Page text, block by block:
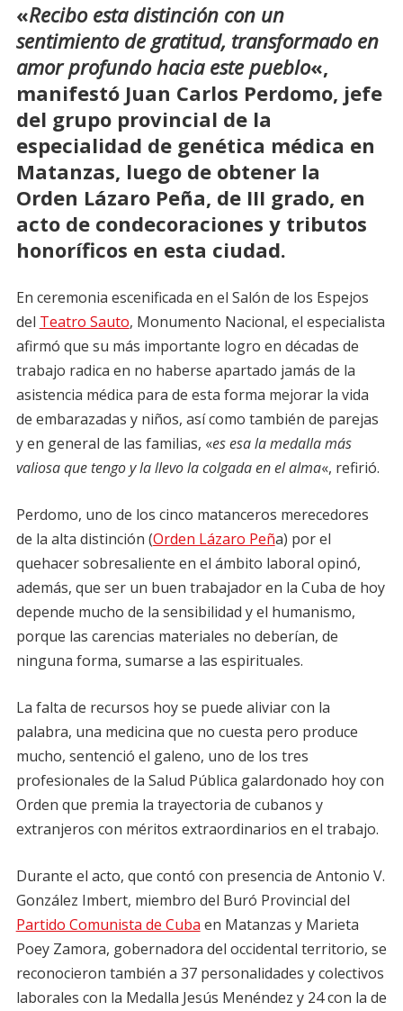
«Recibo esta distinción con un
sentimiento de gratitud, transformado en
amor profundo hacia este pueblo«,
manifestó Juan Carlos Perdomo, jefe
del grupo provincial de la
especialidad de genética médica en
Matanzas, luego de obtener la
Orden Lázaro Peña, de III grado, en
acto de condecoraciones y tributos
honoríficos en esta ciudad.
En ceremonia escenificada en el Salón de los Espejos
del Teatro Sauto, Monumento Nacional, el especialista
afirmó que su más importante logro en décadas de
trabajo radica en no haberse apartado jamás de la
asistencia médica para de esta forma mejorar la vida
de embarazadas y niños, así como también de parejas
y en general de las familias, «es esa la medalla más
valiosa que tengo y la llevo la colgada en el alma«, refirió.
Perdomo, uno de los cinco matanceros merecedores
de la alta distinción (Orden Lázaro Peña) por el
quehacer sobresaliente en el ámbito laboral opinó,
además, que ser un buen trabajador en la Cuba de hoy
depende mucho de la sensibilidad y el humanismo,
porque las carencias materiales no deberían, de
ninguna forma, sumarse a las espirituales.
La falta de recursos hoy se puede aliviar con la
palabra, una medicina que no cuesta pero produce
mucho, sentenció el galeno, uno de los tres
profesionales de la Salud Pública galardonado hoy con
Orden que premia la trayectoria de cubanos y
extranjeros con méritos extraordinarios en el trabajo.
Durante el acto, que contó con presencia de Antonio V.
González Imbert, miembro del Buró Provincial del
Partido Comunista de Cuba en Matanzas y Marieta
Poey Zamora, gobernadora del occidental territorio, se
reconocieron también a 37 personalidades y colectivos
laborales con la Medalla Jesús Menéndez y 24 con la de